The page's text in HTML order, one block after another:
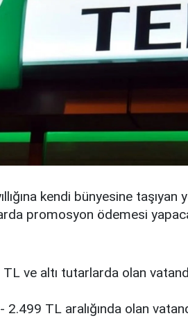
kendi bünyesine taşıyan
promosyon ödemesi
TL ve altı tutarlarda olan
2.499 TL aralığında olan